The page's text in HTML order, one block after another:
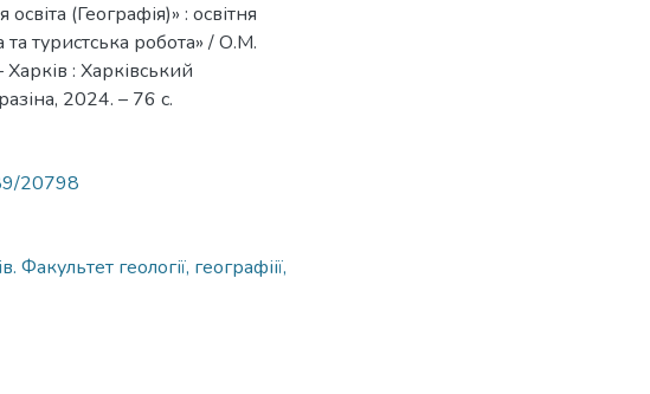
(Географія)» : освітня
туристська робота» / О.М.
: Харківський
2024. – 76 с.
20798
Факультет геології, географіії,